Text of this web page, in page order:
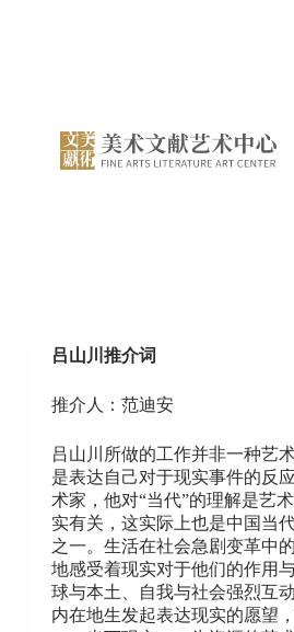
吕山川推介词
推介人：范迪安
吕山川所做的工作并非一种艺
是表达自己对于现实事件的反
术家，他对“当代”的理解是艺
实有关，这实际上也是中国当
之一。生活在社会急剧变革中
地感受着现实对于他们的作用
球与本土、自我与社会强烈互
内在地生发起表达现实的愿望